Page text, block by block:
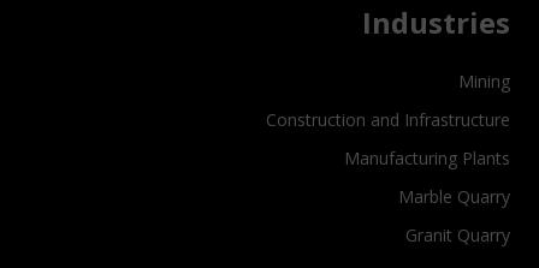
Industries
Mining
Construction and Infrastructure
Manufacturing Plants
Marble Quarry
Granit Quarry